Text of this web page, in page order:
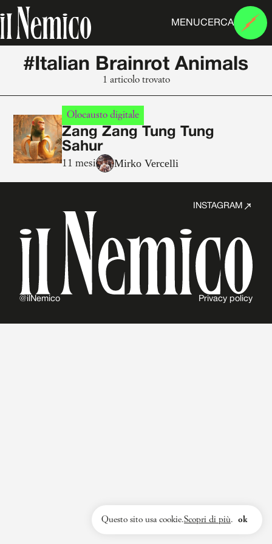
MENUCERCA
#Italian Brainrot Animals
1 articolo trovato
Olocausto digitale
Zang Zang Tung Tung
Sahur
11 mesi Mirko Vercelli
INSTAGRAM
@ilNemico Privacy policy
Questo sito usa cookie.Scopri di più. ok